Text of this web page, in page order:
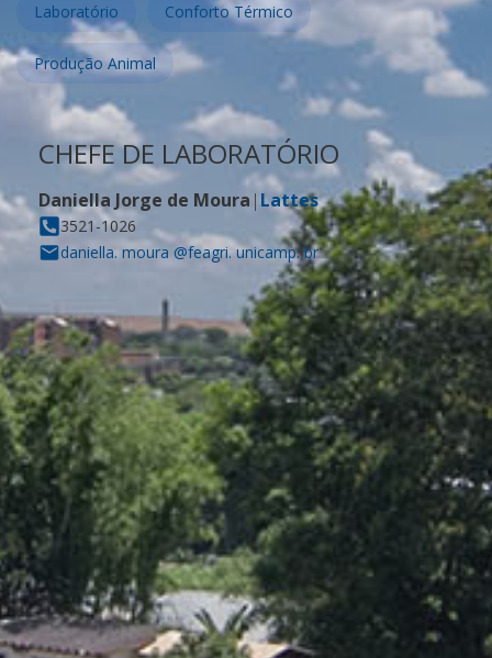
Laboratório
Conforto Térmico
Produção Animal